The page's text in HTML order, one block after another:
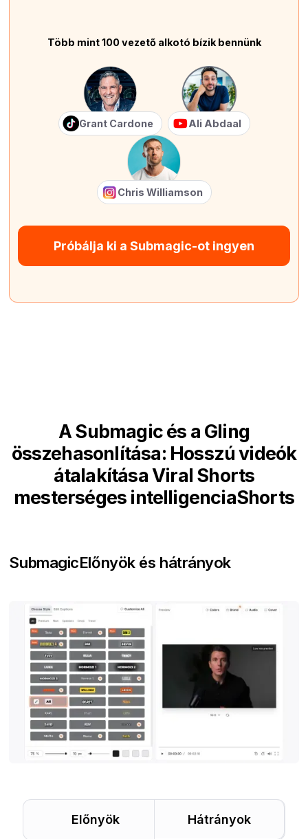
Több mint 100 vezető alkotó bízik bennünk
Grant Cardone Ali Abdaal
Chris Williamson
Próbálja ki a Submagic-ot ingyen
A Submagic és a Gling
összehasonlítása: Hosszú videók
átalakítása Viral Shorts
mesterséges intelligenciaShorts
SubmagicElőnyök és hátrányok
Előnyök Hátrányok